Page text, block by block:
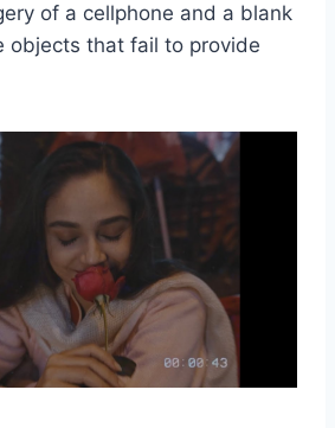
of a cellphone and a blank
objects that fail to provide